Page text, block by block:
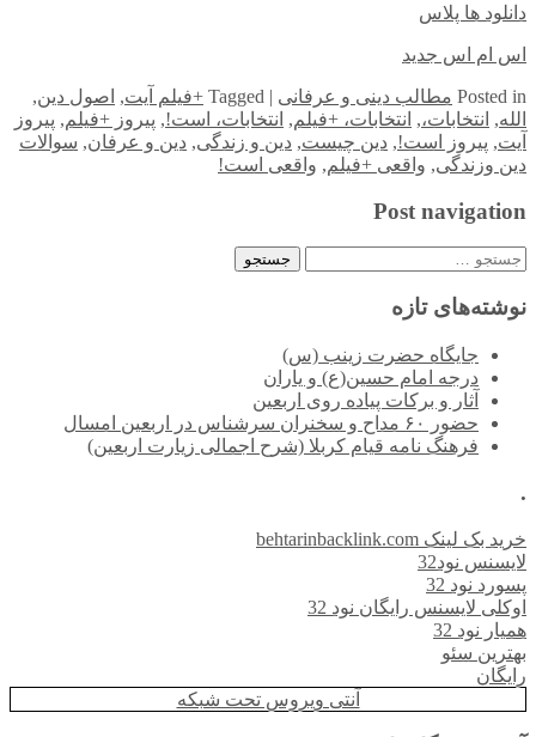
دانلود ها پلاس
اس ام اس جدید
Posted in مطالب دینی و عرفانی |
Tagged +فیلم آیت, اصول دین,
الله, انتخابات،, انتخابات، +فیلم, انتخابات، است!, پیروز +فیلم, پیروز
آیت, پیروز است!, دین چیست, دین و زندگی, دین و عرفان, سوالات
دین وزندگی, واقعی +فیلم, واقعی است!
Post navigation
جستجو
نوشته‌های تازه
جایگاه حضرت زینب (س)
درجه امام حسین(ع) و یاران
آثار و برکات پیاده روی اربعین
حضور ۶۰ مداح و سخنران سرشناس در اربعین امسال
فرهنگ نامه قیام کربلا (شرح اجمالی زیارت اربعین)
.
خرید بک لینک behtarinbacklink.com
لایسنس نود32
پسورد نود 32
اوکلی لایسنس رایگان نود 32
همیار نود 32
بهترین سئو
رایگان
آنتی ویروس تحت شبکه